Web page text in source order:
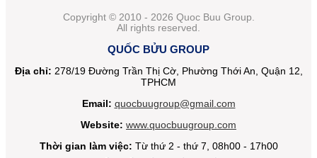
Copyright © 2010 - 2026 Quoc Buu Group.
All rights reserved.
QUỐC BỬU GROUP
Địa chỉ: 278/19 Đường Trần Thị Cờ, Phường Thới An, Quận 12,
TPHCM
Email: quocbuugroup@gmail.com
Website: www.quocbuugroup.com
Thời gian làm việc: Từ thứ 2 - thứ 7, 08h00 - 17h00